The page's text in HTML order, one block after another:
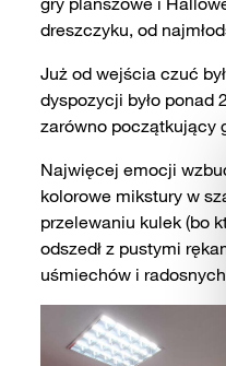
dreszczyku, od
Już od wejścia czuć
dyspozycji było ponad
zarówno początkujący
Najwięcej emocji
kolorowe mikstury w
przelewaniu kulek (bo
odszedł z pustymi
uśmiechów i